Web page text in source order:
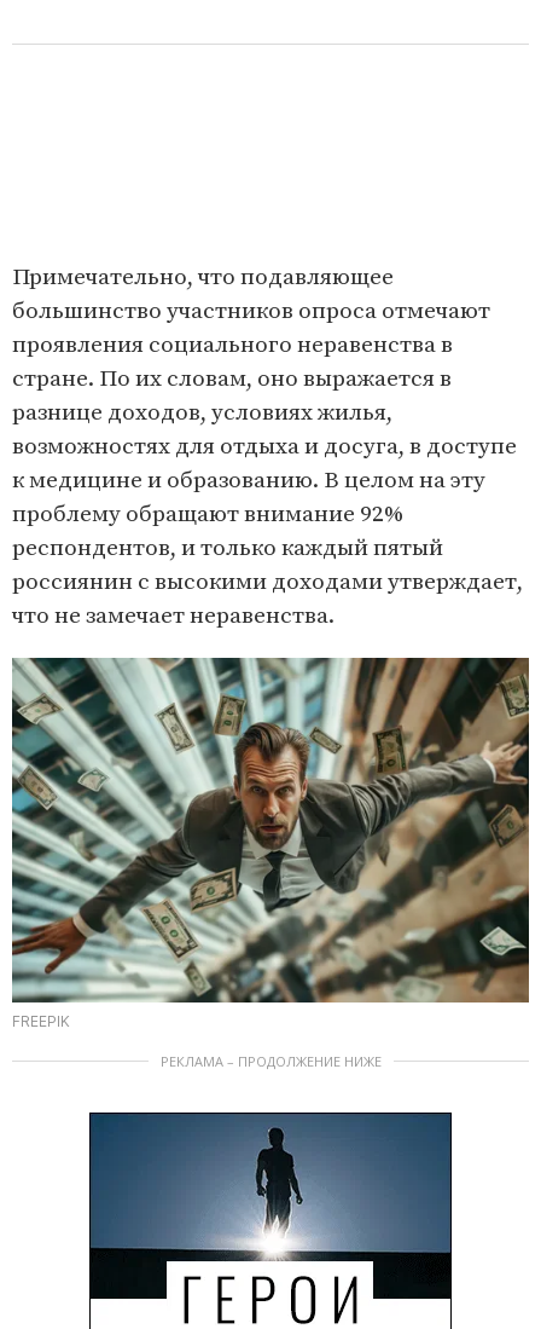
Примечательно, что подавляющее
большинство участников опроса отмечают
проявления социального неравенства в
стране. По их словам, оно выражается в
разнице доходов, условиях жилья,
возможностях для отдыха и досуга, в доступе
к медицине и образованию. В целом на эту
проблему обращают внимание 92%
респондентов, и только каждый пятый
россиянин с высокими доходами утверждает,
что не замечает неравенства.
FREEPIK
РЕКЛАМА – ПРОДОЛЖЕНИЕ НИЖЕ